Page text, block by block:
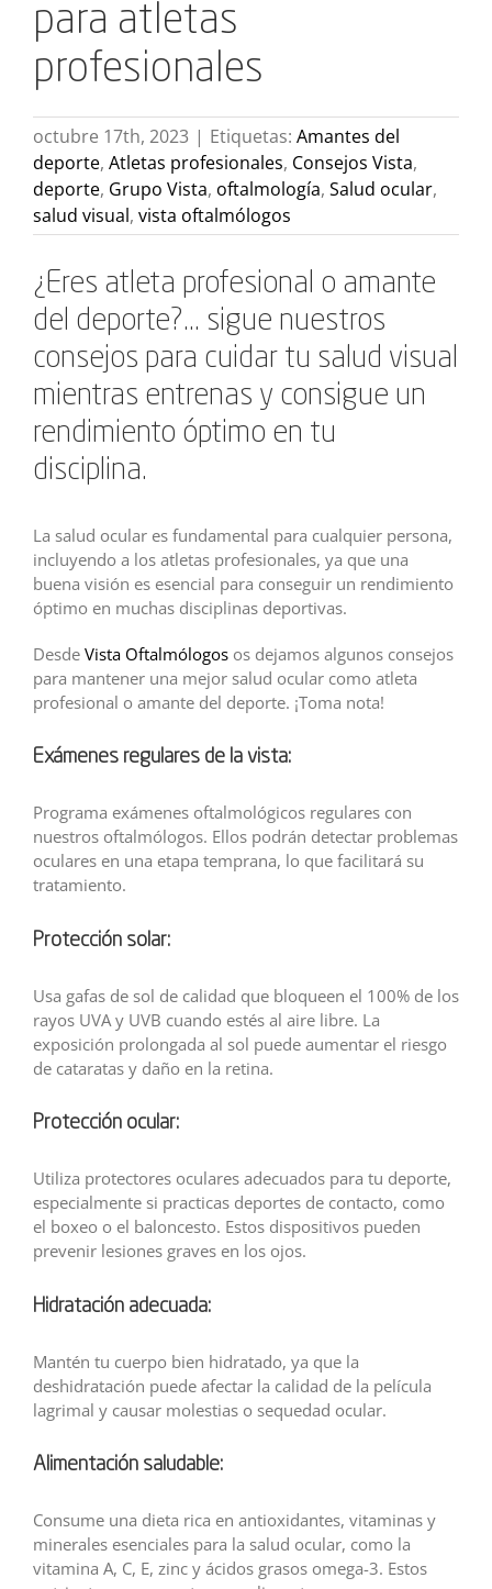
para atletas
profesionales
octubre 17th, 2023 | Etiquetas: Amantes del
deporte, Atletas profesionales, Consejos Vista,
deporte, Grupo Vista, oftalmología, Salud ocular,
salud visual, vista oftalmólogos
¿Eres atleta profesional o amante
del deporte?… sigue nuestros
consejos para cuidar tu salud visual
mientras entrenas y consigue un
rendimiento óptimo en tu
disciplina.
La salud ocular es fundamental para cualquier persona,
incluyendo a los atletas profesionales, ya que una
buena visión es esencial para conseguir un rendimiento
óptimo en muchas disciplinas deportivas.
Desde Vista Oftalmólogos os dejamos algunos consejos
para mantener una mejor salud ocular como atleta
profesional o amante del deporte. ¡Toma nota!
Exámenes regulares de la vista:
Programa exámenes oftalmológicos regulares con
nuestros oftalmólogos. Ellos podrán detectar problemas
oculares en una etapa temprana, lo que facilitará su
tratamiento.
Protección solar:
Usa gafas de sol de calidad que bloqueen el 100% de los
rayos UVA y UVB cuando estés al aire libre. La
exposición prolongada al sol puede aumentar el riesgo
de cataratas y daño en la retina.
Protección ocular:
Utiliza protectores oculares adecuados para tu deporte,
especialmente si practicas deportes de contacto, como
el boxeo o el baloncesto. Estos dispositivos pueden
prevenir lesiones graves en los ojos.
Hidratación adecuada:
Mantén tu cuerpo bien hidratado, ya que la
deshidratación puede afectar la calidad de la película
lagrimal y causar molestias o sequedad ocular.
Alimentación saludable:
Consume una dieta rica en antioxidantes, vitaminas y
minerales esenciales para la salud ocular, como la
vitamina A, C, E, zinc y ácidos grasos omega-3. Estos